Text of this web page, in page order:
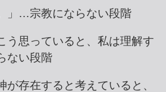
」…宗教にならない段階
思っていると、私は理解す
ない段階
存在すると考えていると、